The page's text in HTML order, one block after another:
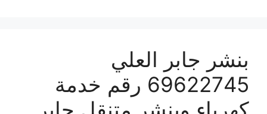
بنشر جابر العلي
69622745 رقم خدمة